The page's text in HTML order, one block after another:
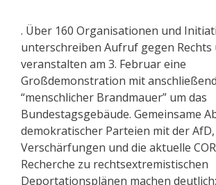
. Über 160 Organisationen und
unterschreiben Aufruf gegen Rechts
veranstalten am 3. Februar eine
Großdemonstration mit
“menschlicher Brandmauer” um das
Bundestagsgebäude. Gemeinsame
demokratischer Parteien mit der
Verschärfungen und die aktuelle
Recherche zu rechtsextremistischen
Deportationsplänen machen